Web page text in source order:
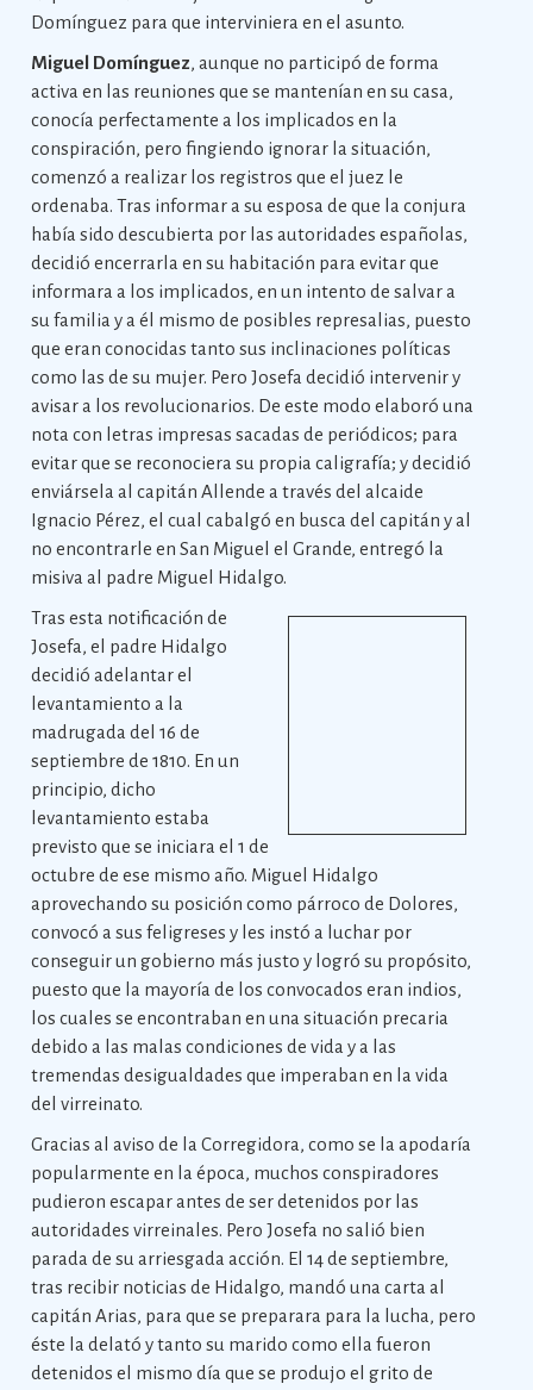
Domínguez para que interviniera en el asunto.
Miguel Domínguez, aunque no participó de forma
activa en las reuniones que se mantenían en su casa,
conocía perfectamente a los implicados en la
conspiración, pero fingiendo ignorar la situación,
comenzó a realizar los registros que el juez le
ordenaba. Tras informar a su esposa de que la conjura
había sido descubierta por las autoridades españolas,
decidió encerrarla en su habitación para evitar que
informara a los implicados, en un intento de salvar a
su familia y a él mismo de posibles represalias, puesto
que eran conocidas tanto sus inclinaciones políticas
como las de su mujer. Pero Josefa decidió intervenir y
avisar a los revolucionarios. De este modo elaboró una
nota con letras impresas sacadas de periódicos; para
evitar que se reconociera su propia caligrafía; y decidió
enviársela al capitán Allende a través del alcaide
Ignacio Pérez, el cual cabalgó en busca del capitán y al
no encontrarle en San Miguel el Grande, entregó la
misiva al padre Miguel Hidalgo.
Tras esta notificación de
Josefa, el padre Hidalgo
decidió adelantar el
levantamiento a la
madrugada del 16 de
septiembre de 1810. En un
principio, dicho
levantamiento estaba
previsto que se iniciara el 1 de
octubre de ese mismo año. Miguel Hidalgo
aprovechando su posición como párroco de Dolores,
convocó a sus feligreses y les instó a luchar por
conseguir un gobierno más justo y logró su propósito,
puesto que la mayoría de los convocados eran indios,
los cuales se encontraban en una situación precaria
debido a las malas condiciones de vida y a las
tremendas desigualdades que imperaban en la vida
del virreinato.
Gracias al aviso de la Corregidora, como se la apodaría
popularmente en la época, muchos conspiradores
pudieron escapar antes de ser detenidos por las
autoridades virreinales. Pero Josefa no salió bien
parada de su arriesgada acción. El 14 de septiembre,
tras recibir noticias de Hidalgo, mandó una carta al
capitán Arias, para que se preparara para la lucha, pero
éste la delató y tanto su marido como ella fueron
detenidos el mismo día que se produjo el grito de